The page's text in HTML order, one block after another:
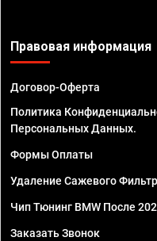
Правовая информация
Договор-Оферта
Политика
Персональных Данных.
Формы Оплаты
Удаление Сажевого
Чип Тюнинг BMW После
Заказать Звонок